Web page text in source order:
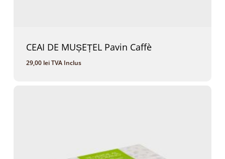
CEAI DE MUȘEȚEL Pavin Caffè
29,00 leiTVA Inclus